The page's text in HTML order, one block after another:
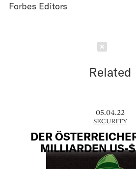
Forbes Editors
Related
05.04.22
SECURITY
DER
MILLIARDEN US-